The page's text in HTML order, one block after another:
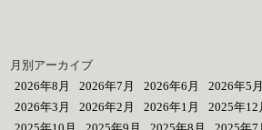
月別アーカイブ
2026年8月
2026年7月 2026年6月 2026年5月
2026年3月
2026年2月 2026年1月 2025年12